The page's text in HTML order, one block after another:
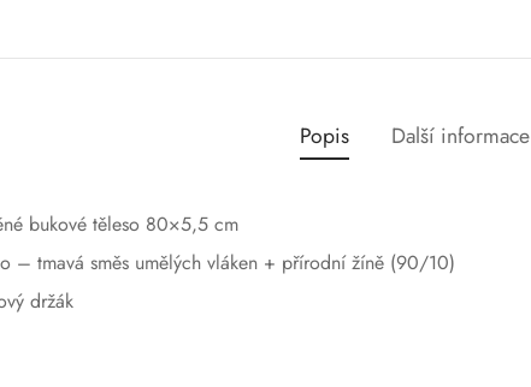
Popis Další informace
bukové těleso 80×5,5 cm
– tmavá směs umělých vláken + přírodní žíně (90/10)
držák